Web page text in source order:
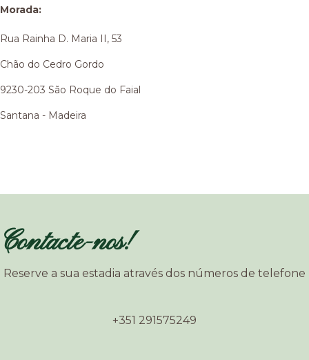
Morada:
Rua Rainha D. Maria II, 53
Chão do Cedro Gordo
9230-203 São Roque do Faial
Santana - Madeira
Contacte-nos!
Reserve a sua estadia através dos números de telefone
+351 291575249